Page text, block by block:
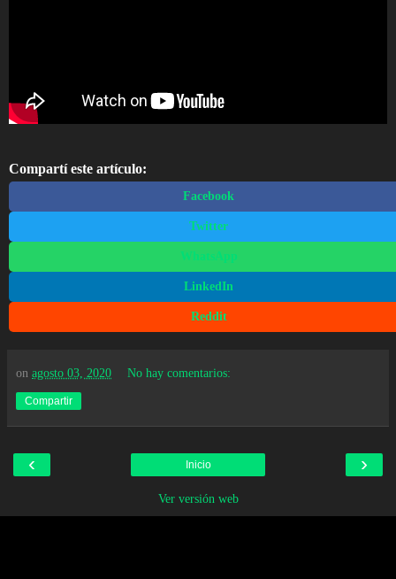
Compartí este artículo:
Facebook
Twitter
WhatsApp
LinkedIn
Reddit
on agosto 03, 2020 No hay comentarios:
Compartir
‹ ›
Inicio
Ver versión web